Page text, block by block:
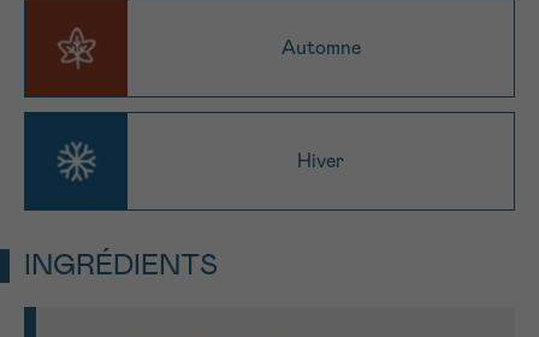
Automne
Hiver
INGRÉDIENTS
E-MAIL
VOTRE QUESTION